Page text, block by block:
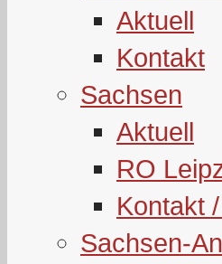
Aktuell
Kontakt
Sachsen
Aktuell
RO
Kontakt
Sachsen-